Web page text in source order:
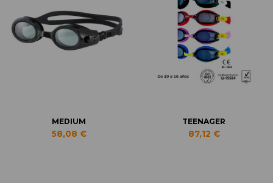
MEDIUM
58,08 €
TEENAGER
87,12 €